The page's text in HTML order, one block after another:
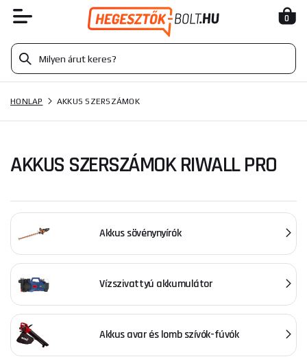
0
HONLAP AKKUS SZERSZÁMOK
AKKUS SZERSZÁMOK RIWALL PRO
Akkus sövénynyírók
Vízszivattyú akkumulátor
Akkus avar és lomb szívók-fúvók